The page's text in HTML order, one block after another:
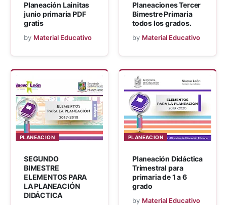
Planeación Lainitas
junio primaria PDF
gratis
by Material Educativo
Planeaciones Tercer
Bimestre Primaria
todos los grados.
by Material Educativo
PLANEACION
SEGUNDO
BIMESTRE
ELEMENTOS PARA
LA PLANEACIÓN
DIDÁCTICA
PLANEACION
Planeación Didáctica
Trimestral para
primaria de 1 a 6
grado
by Material Educativo